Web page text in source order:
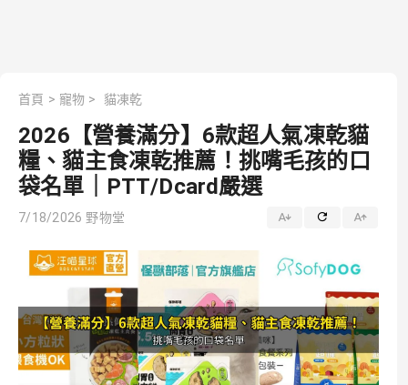
首頁 > 寵物 > 貓凍乾
2026【營養滿分】6款超人氣凍乾貓
糧、貓主食凍乾推薦！挑嘴毛孩的口
袋名單｜PTT/Dcard嚴選
7/18/2026 野物堂